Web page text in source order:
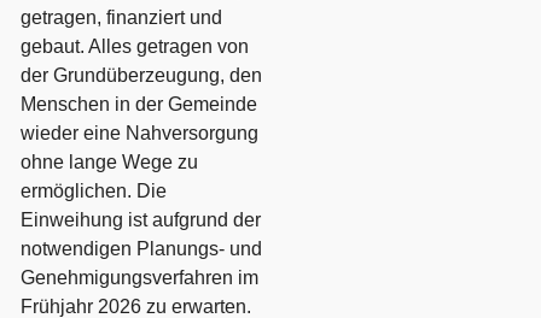
getragen, finanziert und
gebaut. Alles getragen von
der Grundüberzeugung, den
Menschen in der Gemeinde
wieder eine Nahversorgung
ohne lange Wege zu
ermöglichen. Die
Einweihung ist aufgrund der
notwendigen Planungs- und
Genehmigungsverfahren im
Frühjahr 2026 zu erwarten.